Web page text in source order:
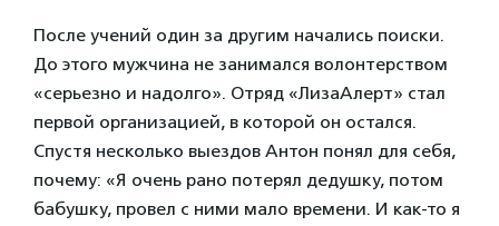
После учений один за другим начались поиски.
До этого мужчина не занимался волонтерством
«серьезно и надолго». Отряд «ЛизаАлерт» стал
первой организацией, в которой он остался.
Спустя несколько выездов Антон понял для себя,
почему: «Я очень рано потерял дедушку, потом
бабушку, провел с ними мало времени. И как-то я